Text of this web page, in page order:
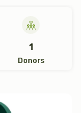
1
Donors